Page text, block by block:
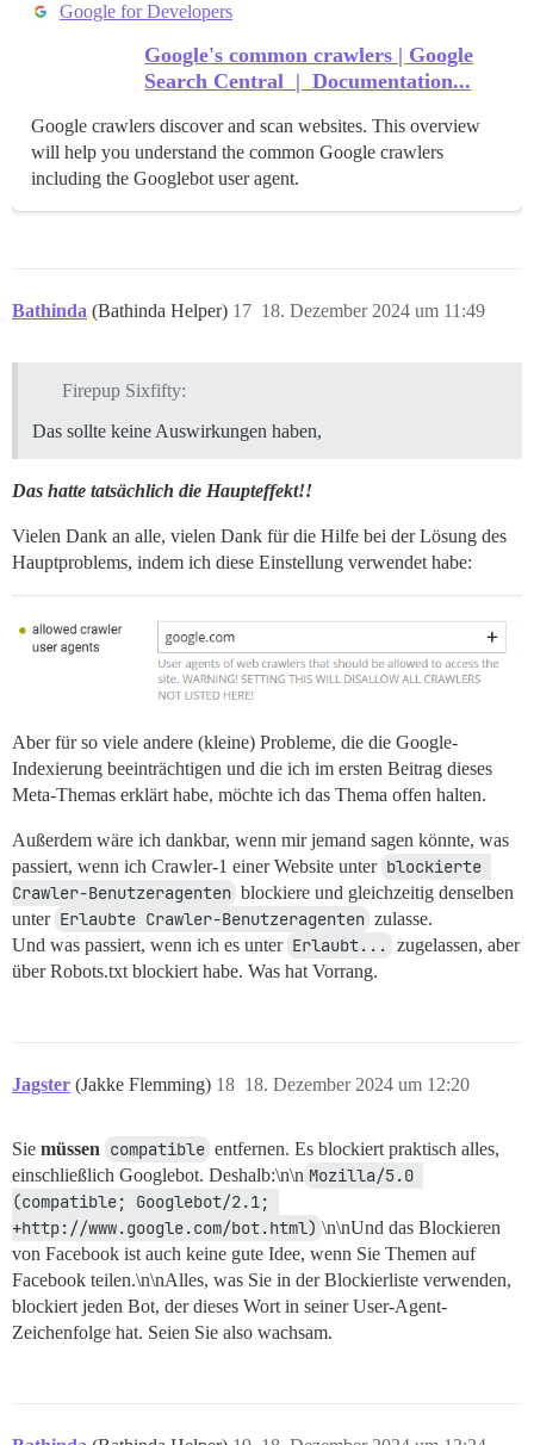
Google for Developers
Google's common crawlers | Google
Search Central | Documentation...
Google crawlers discover and scan websites. This overview
will help you understand the common Google crawlers
including the Googlebot user agent.
Bathinda (Bathinda Helper) 18. Dezember 2024 um 11:49
17
Firepup Sixfifty:
Das sollte keine Auswirkungen haben,
Das hatte tatsächlich die Haupteffekt!!
Vielen Dank an alle, vielen Dank für die Hilfe bei der Lösung des
Hauptproblems, indem ich diese Einstellung verwendet habe:
Aber für so viele andere (kleine) Probleme, die die Google-
Indexierung beeinträchtigen und die ich im ersten Beitrag dieses
Meta-Themas erklärt habe, möchte ich das Thema offen halten.
Außerdem wäre ich dankbar, wenn mir jemand sagen könnte, was
passiert, wenn ich Crawler-1 einer Website unter blockierte
Crawler-Benutzeragenten blockiere und gleichzeitig denselben
unter Erlaubte Crawler-Benutzeragenten zulasse.
Und was passiert, wenn ich es unter Erlaubt... zugelassen, aber
über Robots.txt blockiert habe. Was hat Vorrang.
Jagster (Jakke Flemming) 18. Dezember 2024 um 12:20
18
Sie müssen compatible entfernen. Es blockiert praktisch alles,
einschließlich Googlebot. Deshalb:\n\n Mozilla/5.0
(compatible; Googlebot/2.1;
+http://www.google.com/bot.html) \n\nUnd das Blockieren
von Facebook ist auch keine gute Idee, wenn Sie Themen auf
Facebook teilen.\n\nAlles, was Sie in der Blockierliste verwenden,
blockiert jeden Bot, der dieses Wort in seiner User-Agent-
Zeichenfolge hat. Seien Sie also wachsam.